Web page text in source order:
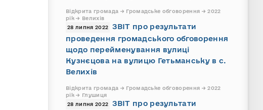
Відкрита громада → Громадське обговорення → 2022
рік → Велихів
28 липня 2022
ЗВІТ про результати
проведення громадського обговорення
щодо перейменування вулиці
Кузнєцова на вулицю Гетьманську в с.
Велихів
Відкрита громада → Громадське обговорення → 2022
рік → Глушиця
28 липня 2022
ЗВІТ про результати